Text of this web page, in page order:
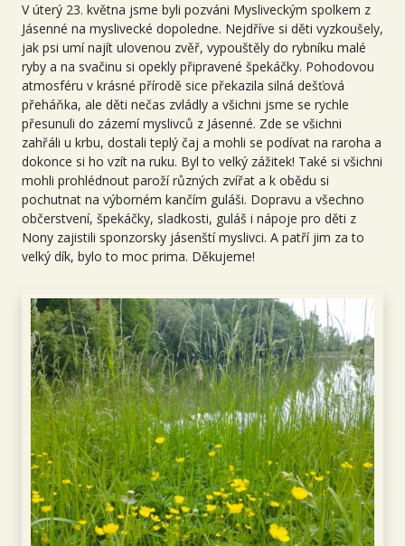
V úterý 23. května jsme byli pozváni Mysliveckým spolkem z
Jásenné na myslivecké dopoledne. Nejdříve si děti vyzkoušely,
jak psi umí najít ulovenou zvěř, vypouštěly do rybníku malé
ryby a na svačinu si opekly připravené špekáčky. Pohodovou
atmosféru v krásné přírodě sice překazila silná dešťová
přeháňka, ale děti nečas zvládly a všichni jsme se rychle
přesunuli do zázemí myslivců z Jásenné. Zde se všichni
zahřáli u krbu, dostali teplý čaj a mohli se podívat na raroha a
dokonce si ho vzít na ruku. Byl to velký zážitek! Také si všichni
mohli prohlédnout paroží různých zvířat a k obědu si
pochutnat na výborném kančím guláši. Dopravu a všechno
občerstvení, špekáčky, sladkosti, guláš i nápoje pro děti z
Nony zajistili sponzorsky jásenští myslivci. A patří jim za to
velký dík, bylo to moc prima. Děkujeme!